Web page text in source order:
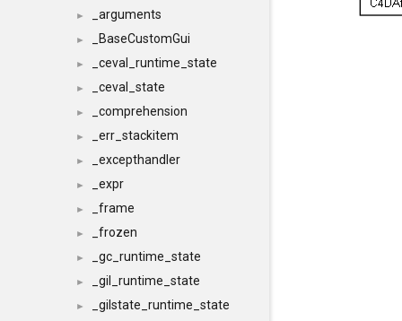
► _arguments
► _BaseCustomGui
► _ceval_runtime_state
► _ceval_state
► _comprehension
► _err_stackitem
► _excepthandler
► _expr
► _frame
► _frozen
► _gc_runtime_state
► _gil_runtime_state
► _gilstate_runtime_state